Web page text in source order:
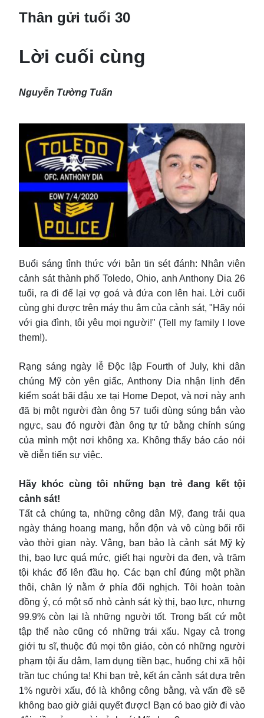
Thân gửi tuổi 30
Lời cuối cùng
Nguyễn Tường Tuấn
Buổi sáng tỉnh thức với bản tin sét đánh: Nhân viên
cảnh sát thành phố Toledo, Ohio, anh Anthony Dia 26
tuổi, ra đi để lại vợ goá và đứa con lên hai. Lời cuối
cùng ghi được trên máy thu âm của cảnh sát, "Hãy nói
với gia đình, tôi yêu mọi người!" (Tell my family I love
them!).
Rạng sáng ngày lễ Độc lập Fourth of July, khi dân
chúng Mỹ còn yên giấc, Anthony Dia nhận lịnh đến
kiểm soát bãi đậu xe tại Home Depot, và nơi này anh
đã bị một người đàn ông 57 tuổi dùng súng bắn vào
ngực, sau đó người đàn ông tự tử bằng chính súng
của mình một nơi không xa. Không thấy báo cáo nói
về diễn tiến sự việc.
Hãy khóc cùng tôi những bạn trẻ đang kết tội
cảnh sát!
Tất cả chúng ta, những công dân Mỹ, đang trải qua
ngày tháng hoang mang, hỗn độn và vô cùng bối rối
vào thời gian này. Vâng, bạn bảo là cảnh sát Mỹ kỳ
thị, bạo lực quá mức, giết hại người da đen, và trăm
tội khác đổ lên đầu họ. Các bạn chỉ đúng một phần
thôi, chân lý nằm ở phía đối nghịch. Tôi hoàn toàn
đồng ý, có một số nhỏ cảnh sát kỳ thị, bạo lực, nhưng
99.9% còn lại là những người tốt. Trong bất cứ một
tập thể nào cũng có những trái xấu. Ngay cả trong
giới tu sĩ, thuộc đủ mọi tôn giáo, còn có những người
phạm tội ấu dâm, lạm dụng tiền bạc, huống chi xã hội
trần tục chúng ta! Khi bạn trẻ, kết án cảnh sát dựa trên
1% người xấu, đó là không công bằng, và vấn đề sẽ
không bao giờ giải quyết được! Bạn có bao giờ đi vào